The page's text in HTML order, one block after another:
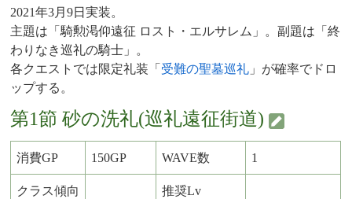
2021年3月9日実装。
主題は「騎勲渇仰遠征 ロスト・エルサレム」。副題は「終
わりなき巡礼の騎士」。
各クエストでは限定礼装「 受難の聖墓巡礼 」が確率でドロ
ップする。
第1節 砂の洗礼(巡礼遠征街道)
消費GP 150GP WAVE数 1
クラス傾向 推奨Lv